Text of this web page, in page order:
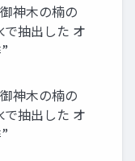
神木の楠の
抽出した オ
神木の楠の
抽出した オ